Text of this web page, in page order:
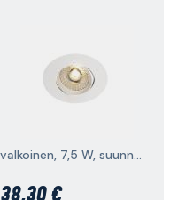
valkoinen, 7,5 W, suunnattava